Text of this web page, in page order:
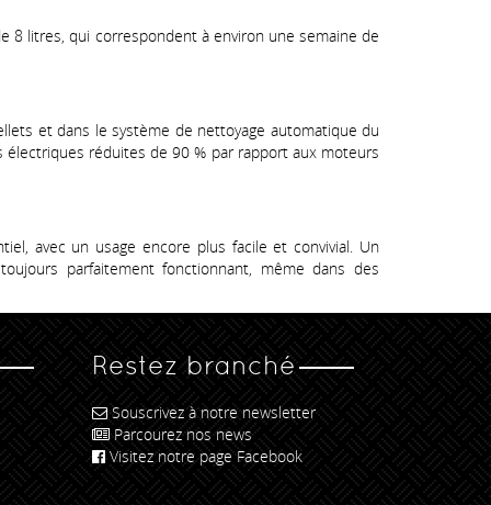
8 litres, qui correspondent à environ une semaine de
et dans le système de nettoyage automatique du
réduites de 90 % par rapport aux moteurs
avec un usage encore plus facile et convivial. Un
parfaitement fonctionnant, même dans des
Restez branché
Souscrivez à notre newsletter
Parcourez nos news
Visitez notre page Facebook